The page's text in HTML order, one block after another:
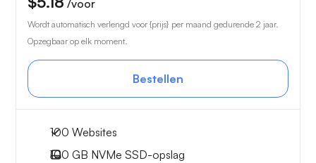
/voor
Wordt automatisch verlengd voor {prijs} per maand gedurende 2 jaar.
Opzegbaar op elk moment.
Bestellen
100 Websites
100 GB NVMe SSD-opslag